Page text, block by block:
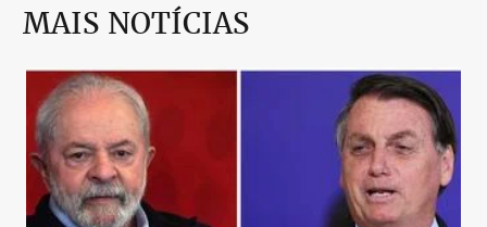
MAIS NOTÍCIAS